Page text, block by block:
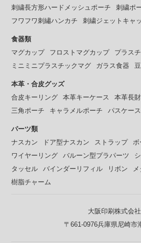
刺繍長方形ハードメッシュポーチ
刺繍ポ
フワフワ刺繡ハンカチ
刺繍ジェットキャ
食器類
マグカップ
フロストマグカップ
プラス
ミニミニプラスチックマグ
ガラス食器
本革・合皮グッズ
合皮キーリング
本革キーケース 本革長
三角ポーチ
キャラメルポーチ パスケース
パーツ類
ナスカン
ドア型ナスカン ストラップ
ボ
ワイヤーリング
バルーン型プラパーツ
タッセル
バインダーリフィル リボン
樹脂チャーム
大阪印刷株式会社
〒661-0976兵庫県尼崎市